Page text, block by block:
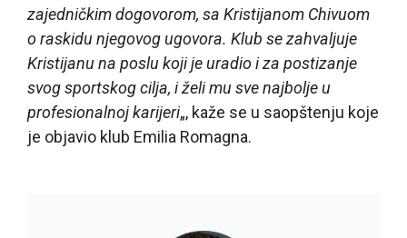
zajedničkim dogovorom, sa Kristijanom Chivuom
o raskidu njegovog ugovora. Klub se zahvaljuje
Kristijanu na poslu koji je uradio i za postizanje
svog sportskog cilja, i želi mu sve najbolje u
profesionalnoj karijeri„, kaže se u saopštenju koje
je objavio klub Emilia Romagna.